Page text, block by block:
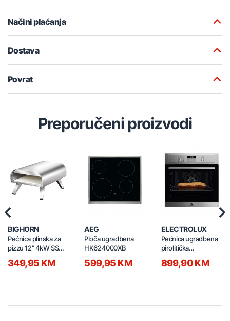
Načini plaćanja
Dostava
Povrat
Preporučeni proizvodi
BIGHORN
Pećnica plinska za
pizzu 12" 4kW SS
349,95 KM
AEG
Ploča ugradbena
HK624000XB
599,95 KM
ELECTROLUX
Pećnica ugradbena
pirolitička
899,90 KM